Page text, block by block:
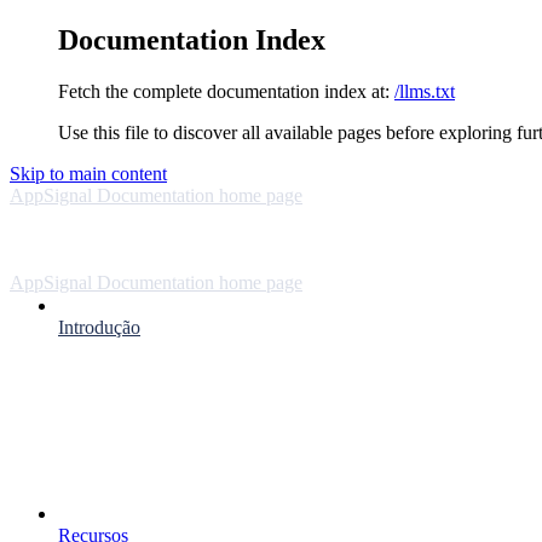
Documentation Index
Fetch the complete documentation index at: /llms.txt
Use this file to discover all available pages before exploring
Skip to main content
AppSignal Documentation home page
AppSignal Documentation home page
Introdução
Recursos